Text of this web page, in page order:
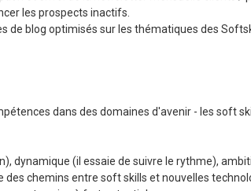
les prospects inactifs.
de blog optimisés sur les thématiques des
dans des domaines d'avenir - les soft
dynamique (il essaie de suivre le rythme),
des chemins entre soft skills et nouvelles